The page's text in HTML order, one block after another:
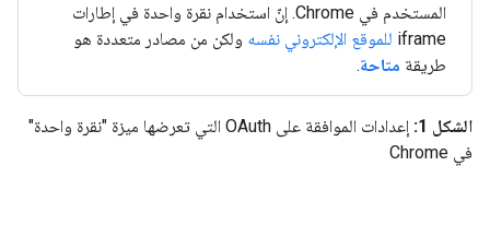
المستخدم في Chrome. إنّ استخدام نقرة واحدة في إطارات
iframe للموقع الإلكتروني نفسه ولكن من مصادر متعددة هو
طريقة متاحة.
الشكل 1:
إعدادات الموافقة على OAuth التي تعرضها ميزة "نقرة واحدة"
في Chrome